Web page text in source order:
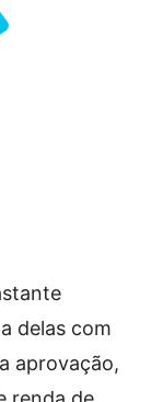
delas com
aprovação,